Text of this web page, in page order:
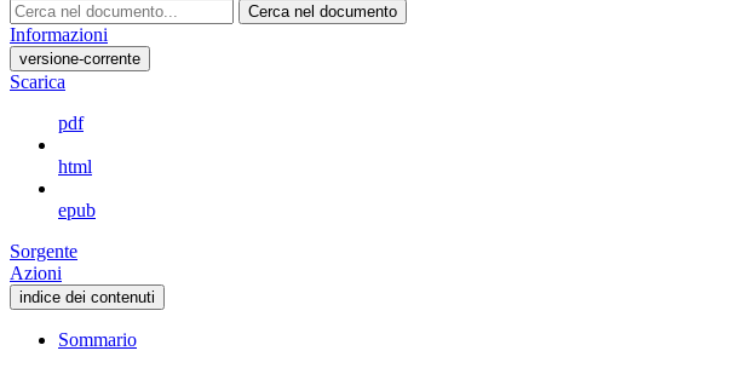
Cerca nel documento
Informazioni
versione-corrente
Scarica
pdf
html
epub
Sorgente
Azioni
indice dei contenuti
Sommario